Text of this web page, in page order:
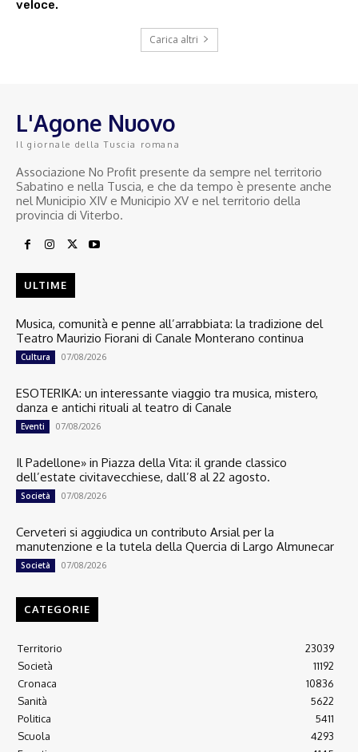
veloce.
Carica altri
L'Agone Nuovo
Il giornale della Tuscia romana
Associazione No Profit presente da sempre nel territorio
Sabatino e nella Tuscia, e che da tempo è presente anche
nel Municipio XIV e Municipio XV e nel territorio della
provincia di Viterbo.
ULTIME
Musica, comunità e penne all’arrabbiata: la tradizione del
Teatro Maurizio Fiorani di Canale Monterano continua
Cultura 07/08/2026
ESOTERIKA: un interessante viaggio tra musica, mistero,
danza e antichi rituali al teatro di Canale
Eventi 07/08/2026
Il Padellone» in Piazza della Vita: il grande classico
dell’estate civitavecchiese, dall’8 al 22 agosto.
Società 07/08/2026
Cerveteri si aggiudica un contributo Arsial per la
manutenzione e la tutela della Quercia di Largo Almunecar
Società 07/08/2026
CATEGORIE
Territorio
23039
Società
11192
Cronaca
10836
Sanità
5622
Politica
5411
Scuola
4293